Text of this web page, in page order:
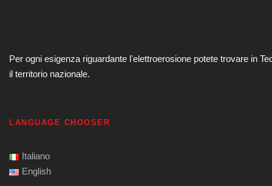
Per ogni esigenza riguardante lʼelettroerosione potete trovare in
il territorio nazionale.
LANGUAGE CHOOSER
Italiano
English